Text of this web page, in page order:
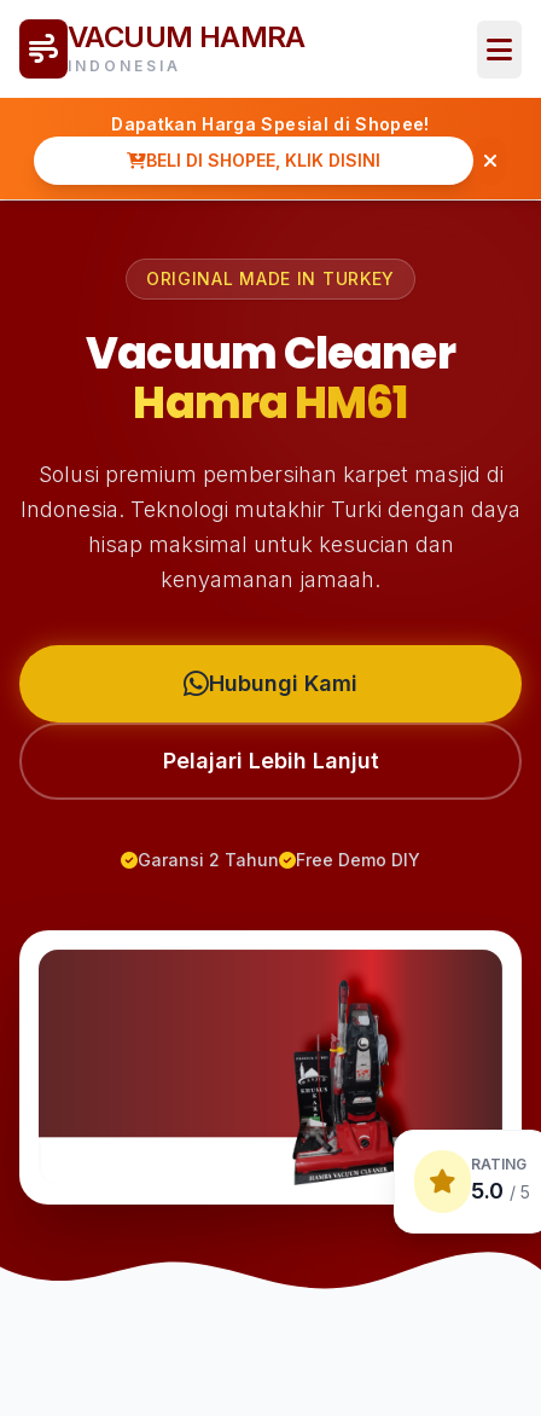
VACUUM HAMRA
INDONESIA
Dapatkan Harga Spesial di Shopee!
BELI DI SHOPEE, KLIK DISINI
ORIGINAL MADE IN TURKEY
Vacuum Cleaner
Hamra HM61
Solusi premium pembersihan karpet masjid di
Indonesia. Teknologi mutakhir Turki dengan daya
hisap maksimal untuk kesucian dan
kenyamanan jamaah.
Hubungi Kami
Pelajari Lebih Lanjut
Garansi 2 Tahun Free Demo DIY
RATING
5.0 / 5